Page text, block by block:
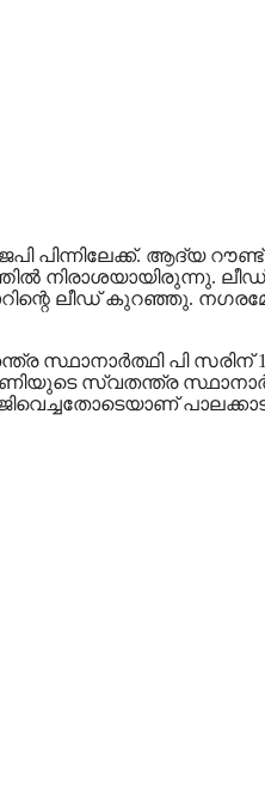
പിന്നിലേക്ക്. ആദ്യ
നിരാശയായിരുന്നു. ലീഡ്
ലീഡ് കുറഞ്ഞു.
സ്ഥാനാര്‍ത്ഥി പി സരിന്
സ്വതന്ത്ര